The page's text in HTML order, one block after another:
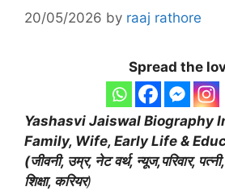
20/05/2026 by raaj rathore
Spread the
Yashasvi Jaiswal Biography
Family, Wife, Early Life &
(जीवनी, उम्र, नेट वर्थ, न्यूज,परिवार,
शिक्षा, करियर)